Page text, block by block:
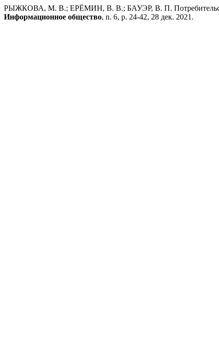
РЫЖКОВА, М. В.; ЕРЁМИН, В. В.; БАУЭР, В. П.
Информационное общество, n. 6, p. 24-42, 28 дек. 2021.